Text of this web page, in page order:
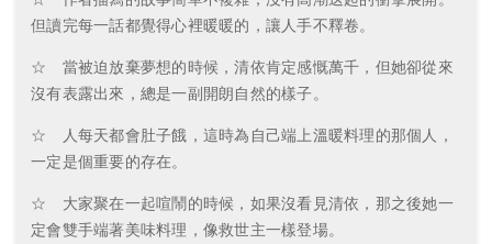
但讀完每一話都覺得心裡暖暖的，讓人手不釋卷。
☆ 當被迫放棄夢想的時候，清依肯定感慨萬千，但她卻從來
沒有表露出來，總是一副開朗自然的樣子。
☆ 人每天都會肚子餓，這時為自己端上溫暖料理的那個人，
一定是個重要的存在。
☆ 大家聚在一起喧鬧的時候，如果沒看見清依，那之後她一
定會雙手端著美味料理，像救世主一樣登場。